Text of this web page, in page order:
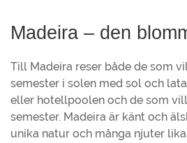
Madeira – den
Till Madeira reser både de som
semester i solen med sol och
eller hotellpoolen och de som
semester. Madeira är känt och
unika natur och många njuter